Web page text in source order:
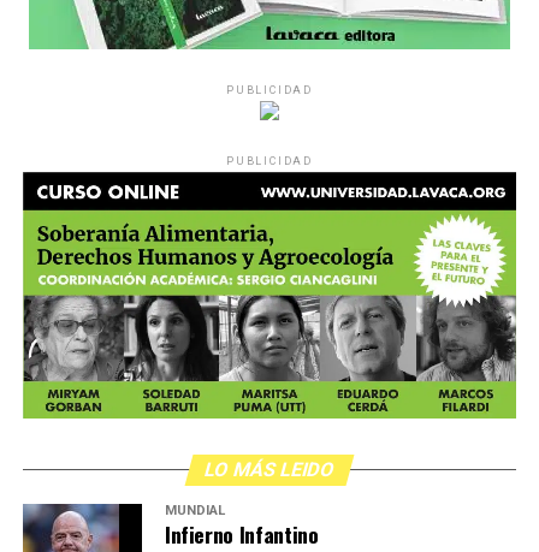
PUBLICIDAD
PUBLICIDAD
LO MÁS LEIDO
MUNDIAL
Infierno Infantino